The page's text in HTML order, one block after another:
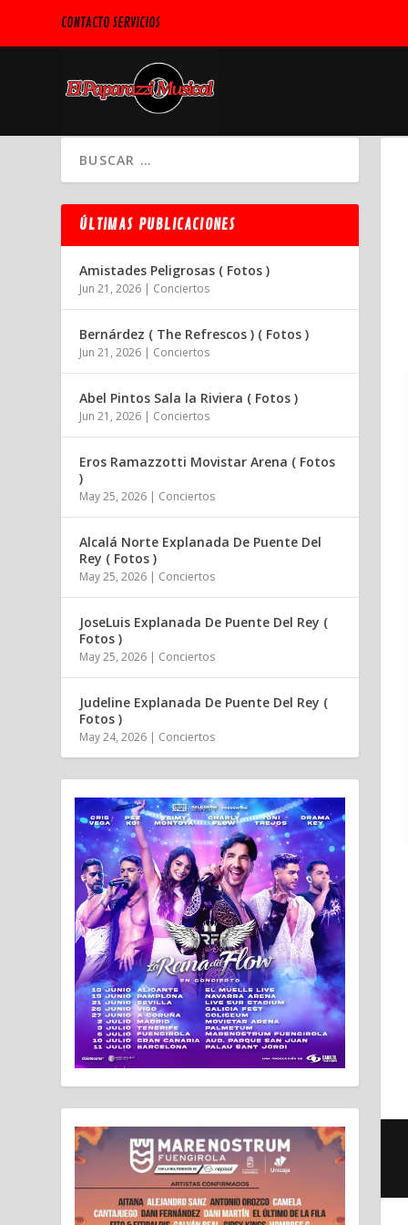
CONTACTO SERVICIOS
ÚLTIMAS PUBLICACIONES
Amistades Peligrosas ( Fotos )
Jun 21, 2026 | Conciertos
Bernárdez ( The Refrescos ) ( Fotos )
Jun 21, 2026 | Conciertos
Abel Pintos Sala la Riviera ( Fotos )
Jun 21, 2026 | Conciertos
Eros Ramazzotti Movistar Arena ( Fotos
)
May 25, 2026 | Conciertos
Alcalá Norte Explanada De Puente Del
Rey ( Fotos )
May 25, 2026 | Conciertos
JoseLuis Explanada De Puente Del Rey (
Fotos )
May 25, 2026 | Conciertos
Judeline Explanada De Puente Del Rey (
Fotos )
May 24, 2026 | Conciertos